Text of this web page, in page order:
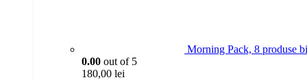
Morning Pack, 8 produse
0.00 out of 5
180,00 lei